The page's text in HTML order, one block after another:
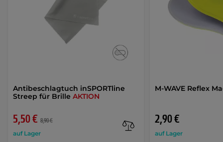
Antibeschlagtuch inSPORTline
Streep für Brille AKTION
5,50 € 8,90 €
auf Lager
M-WAVE Reflex
2,90 €
auf Lager